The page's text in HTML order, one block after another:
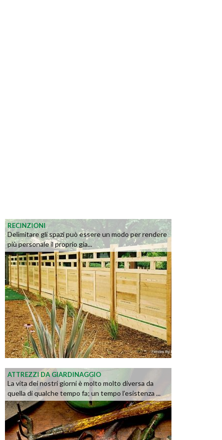
RECINZIONI
Delimitare gli spazi può essere un modo per rendere
più personale il proprio gia...
ATTREZZI DA GIARDINAGGIO
La vita dei nostri giorni è molto molto diversa da
quella di qualche tempo fa; un tempo l’esistenza ...